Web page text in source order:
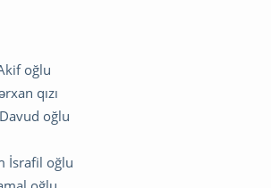
oğlu
qızı
oğlu
İsrafil oğlu